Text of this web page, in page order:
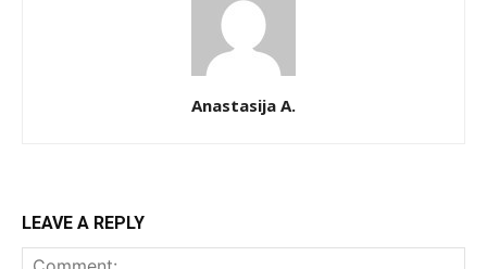
Anastasija A.
LEAVE A REPLY